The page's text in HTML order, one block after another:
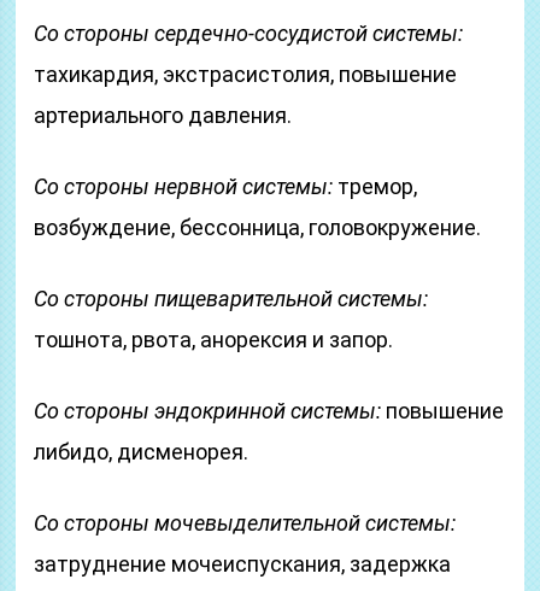
Со стороны сердечно-сосудистой системы:
тахикардия, экстрасистолия, повышение
артериального давления.
Со стороны нервной системы: тремор,
возбуждение, бессонница, головокружение.
Со стороны пищеварительной системы:
тошнота, рвота, анорексия и запор.
Со стороны эндокринной системы: повышение
либидо, дисменорея.
Cо стороны мочевыделительной системы:
затруднение мочеиспускания, задержка